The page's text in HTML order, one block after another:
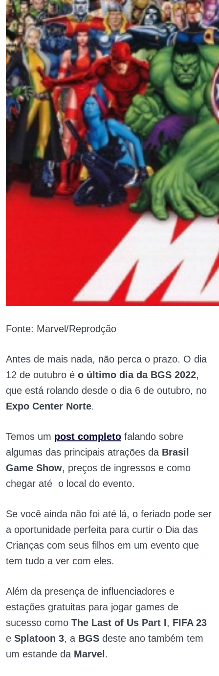
Fonte: Marvel/Reprodção
Antes de mais nada, não perca o prazo. O dia
12 de outubro é o último dia da BGS 2022,
que está rolando desde o dia 6 de outubro, no
Expo Center Norte.
Temos um post completo falando sobre
algumas das principais atrações da Brasil
Game Show, preços de ingressos e como
chegar até o local do evento.
Se você ainda não foi até lá, o feriado pode ser
a oportunidade perfeita para curtir o Dia das
Crianças com seus filhos em um evento que
tem tudo a ver com eles.
Além da presença de influenciadores e
estações gratuitas para jogar games de
sucesso como The Last of Us Part I, FIFA 23
e Splatoon 3, a BGS deste ano também tem
um estande da Marvel .